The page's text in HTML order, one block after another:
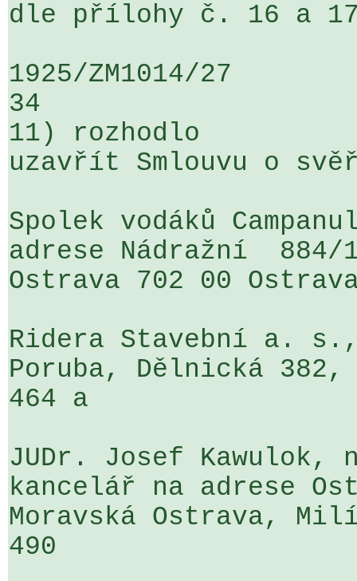
dle přílohy č. 16 a 17
1925/ZM1014/27
34
11) rozhodlo
uzavřít Smlouvu o
Spolek vodáků
adrese Nádražní  884/
Ostrava 702 00
Ridera Stavební a.
Poruba, Dělnická
464 a
JUDr. Josef
kancelář na adrese
Moravská Ostrava,
490